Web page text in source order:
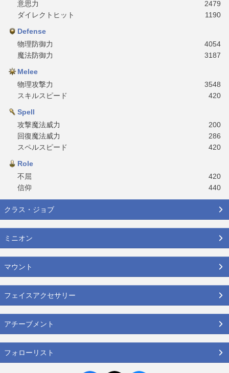
意思力
2479
ダイレクトヒット
1190
Defense
物理防御力
4054
魔法防御力
3187
Melee
物理攻撃力
3548
スキルスピード
420
Spell
攻撃魔法威力
200
回復魔法威力
286
スペルスピード
420
Role
不屈
420
信仰
440
クラス・ジョブ
ミニオン
マウント
フェイスアクセサリー
アチーブメント
フォローリスト